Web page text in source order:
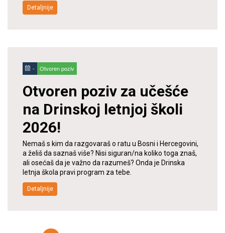
Detaljnije
- Otvoren poziv
Otvoren poziv za učešće
na Drinskoj letnjoj školi
2026!
Nemaš s kim da razgovaraš o ratu u Bosni i Hercegovini,
a želiš da saznaš više? Nisi siguran/na koliko toga znaš,
ali osećaš da je važno da razumeš? Onda je Drinska
letnja škola pravi program za tebe.
Detaljnije